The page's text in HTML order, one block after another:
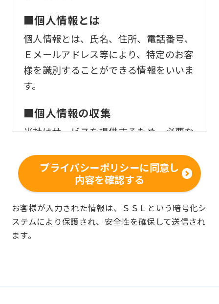
■個人情報とは
個人情報とは、氏名、住所、電話番号、
Ｅメールアドレス等により、特定のお客
様を識別することができる情報をいいま
す。
■個人情報の収集
当社はサービスを提供するため、必要な
客様の個人情報を収集いたします。
■個人情報の利用
お客様からお預かりした個人情報は、以
下の目的で使用させて頂きます。また、
違法または不当な行為を助長し、または
プライバシーポリシーに同意し
内容を確認する
お客様が入力された情報は、ＳＳＬという暗号化シ
ステムにより保護され、安全性を確保して送信され
ます。